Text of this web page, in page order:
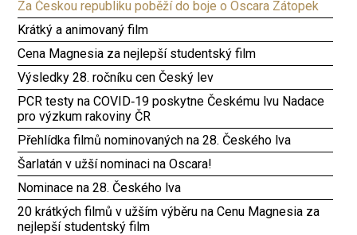
Za Českou republiku poběží do boje o Oscara Zátopek
Krátký a animovaný film
Cena Magnesia za nejlepší studentský film
Výsledky 28. ročníku cen Český lev
PCR testy na COVID‑19 poskytne Českému lvu Nadace
pro výzkum rakoviny ČR
Přehlídka filmů nominovaných na 28. Českého lva
Šarlatán v užší nominaci na Oscara!
Nominace na 28. Českého lva
20 krátkých filmů v užším výběru na Cenu Magnesia za
nejlepší studentský film